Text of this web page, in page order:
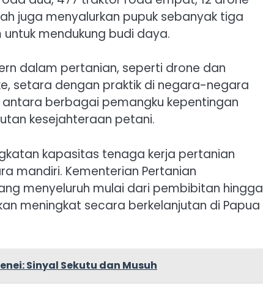
juga menyalurkan pupuk sebanyak tiga
mendukung budi daya.
dalam pertanian, seperti drone dan
setara dengan praktik di negara-negara
berbagai pemangku kepentingan
kesejahteraan petani.
kapasitas tenaga kerja pertanian
mandiri. Kementerian Pertanian
menyeluruh mulai dari pembibitan hingga
meningkat secara berkelanjutan di Papua
Sinyal Sekutu dan Musuh